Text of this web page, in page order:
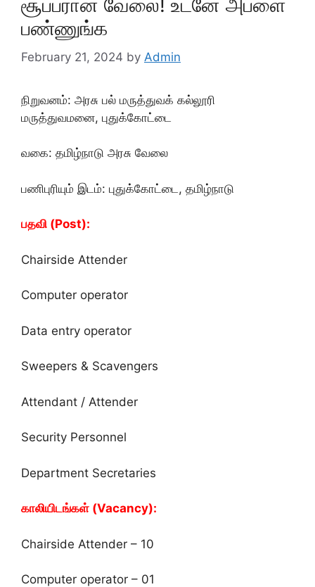
சூப்பரான வேலை! உடனே அப்ளை
பண்ணுங்க
February 21, 2024 by Admin
நிறுவனம்: அரசு பல் மருத்துவக் கல்லூரி
மருத்துவமனை, புதுக்கோட்டை
வகை: தமிழ்நாடு அரசு வேலை
பணிபுரியும் இடம்: புதுக்கோட்டை, தமிழ்நாடு
பதவி (Post):
Chairside Attender
Computer operator
Data entry operator
Sweepers & Scavengers
Attendant / Attender
Security Personnel
Department Secretaries
காலியிடங்கள் (Vacancy):
Chairside Attender – 10
Computer operator – 01